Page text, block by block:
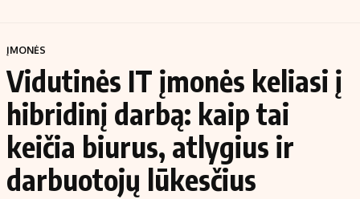
ĮMONĖS
Vidutinės IT įmonės keliasi į
hibridinį darbą: kaip tai
keičia biurus, atlygius ir
darbuotojų lūkesčius